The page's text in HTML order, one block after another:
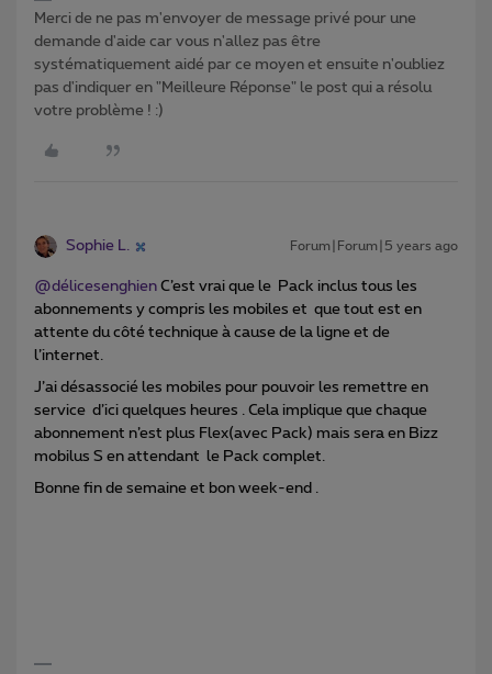
Merci de ne pas m'envoyer de message privé pour une
demande d'aide car vous n'allez pas être
systématiquement aidé par ce moyen et ensuite n'oubliez
pas d'indiquer en "Meilleure Réponse" le post qui a résolu
votre problème ! :)
Sophie L. Forum|Forum|5 years ago
@délicesenghien C’est vrai que le Pack inclus tous les
abonnements y compris les mobiles et que tout est en
attente du côté technique à cause de la ligne et de
l’internet.
J’ai désassocié les mobiles pour pouvoir les remettre en
service d’ici quelques heures . Cela implique que chaque
abonnement n’est plus Flex(avec Pack) mais sera en Bizz
mobilus S en attendant le Pack complet.
Bonne fin de semaine et bon week-end .